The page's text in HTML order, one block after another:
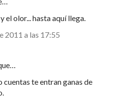
el olor... hasta aquí llega.
2011 a las 17:55
cuentas te entran ganas de